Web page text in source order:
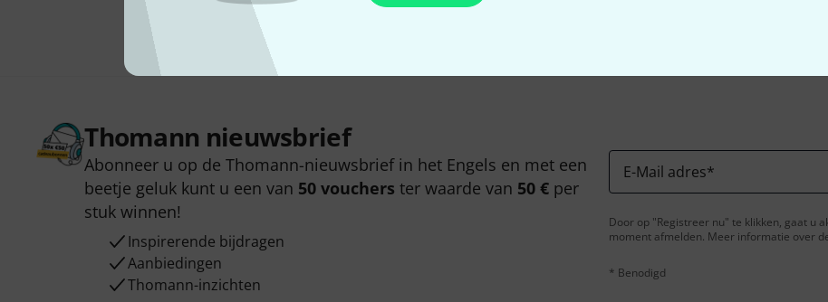
Thomann nieuwsbrief
Abonneer u op de Thomann-nieuwsbrief in het Engels en met een
beetje geluk kunt u een van 50 vouchers ter waarde van 50 € per
stuk winnen!
Inspirerende bijdragen
Aanbiedingen
Thomann-inzichten
E-Mail adres*
Door op "Registreer nu" te klikken, gaat u
moment afmelden. Meer informatie over
* Benodigd